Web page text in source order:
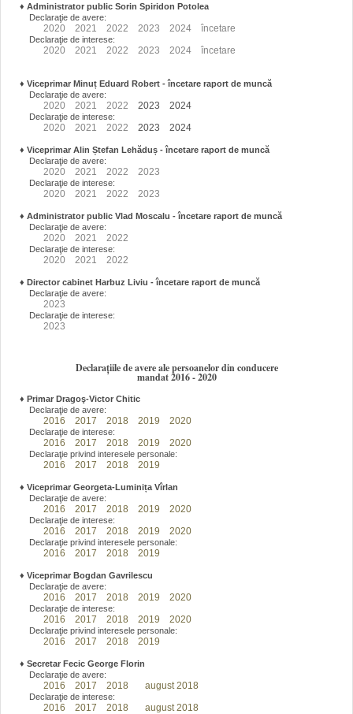
♦ Administrator public Sorin Spiridon Potolea
Declaraţie de avere:
2020 2021 2022 2023 2024 încetare
Declaraţie de interese:
2020 2021 2022 2023 2024 încetare
♦ Viceprimar Minuț Eduard Robert - încetare raport de muncă
Declaraţie de avere:
2020 2021 2022 2023 2024
Declaraţie de interese:
2020 2021 2022 2023 2024
♦ Viceprimar Alin Ștefan Lehăduș - încetare raport de muncă
Declaraţie de avere:
2020 2021 2022 2023
Declaraţie de interese:
2020 2021 2022 2023
♦ Administrator public Vlad Moscalu - încetare raport de muncă
Declaraţie de avere:
2020 2021 2022
Declaraţie de interese:
2020 2021 2022
♦ Director cabinet Harbuz Liviu - încetare raport de muncă
Declaraţie de avere:
2023
Declaraţie de interese:
2023
Declarațiile de avere ale persoanelor din conducere
mandat 2016 - 2020
♦ Primar Dragoş-Victor Chitic
Declaraţie de avere:
2016 2017 2018 2019 2020
Declaraţie de interese:
2016 2017 2018 2019 2020
Declaraţie privind interesele personale:
2016 2017 2018 2019
♦ Viceprimar Georgeta-Luminița Vîrlan
Declaraţie de avere:
2016 2017 2018 2019 2020
Declaraţie de interese:
2016 2017 2018 2019 2020
Declaraţie privind interesele personale:
2016 2017 2018 2019
♦ Viceprimar Bogdan Gavrilescu
Declaraţie de avere:
2016 2017 2018 2019 2020
Declaraţie de interese:
2016 2017 2018 2019 2020
Declaraţie privind interesele personale:
2016 2017 2018 2019
♦ Secretar Fecic George Florin
Declaraţie de avere:
2016 2017 2018 august 2018
Declaraţie de interese:
2016 2017 2018 august 2018